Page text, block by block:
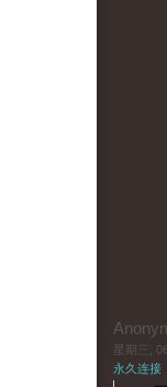
星期三,
永久连接